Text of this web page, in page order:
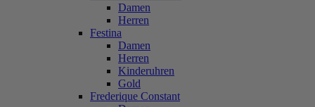
Damen
Herren
Festina
Damen
Herren
Kinderuhren
Gold
Frederique Constant